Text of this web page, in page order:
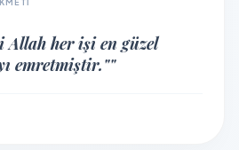
her işi en güzel
emretmiştir.""